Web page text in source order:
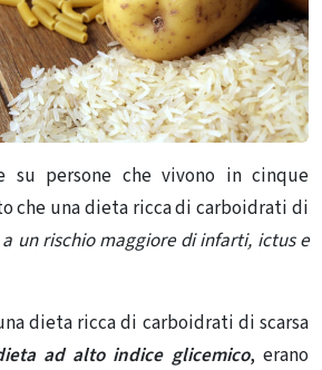
su persone che vivono in cinque
che una dieta ricca di carboidrati di
un rischio maggiore di infarti, ictus e
dieta ricca di carboidrati di scarsa
ad alto indice glicemico, erano